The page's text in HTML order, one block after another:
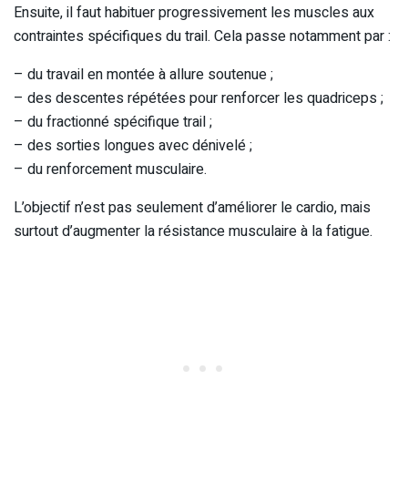
Ensuite, il faut habituer progressivement les muscles aux
contraintes spécifiques du trail. Cela passe notamment par :
– du travail en montée à allure soutenue ;
– des descentes répétées pour renforcer les quadriceps ;
– du fractionné spécifique trail ;
– des sorties longues avec dénivelé ;
– du renforcement musculaire.
L’objectif n’est pas seulement d’améliorer le cardio, mais
surtout d’augmenter la résistance musculaire à la fatigue.